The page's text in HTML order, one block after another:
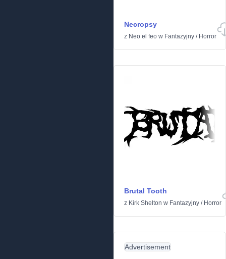
Necropsy
z Neo el feo w Fantazyjny / Horror
Brutal Tooth
z Kirk Shelton w Fantazyjny / Horror
Advertisement